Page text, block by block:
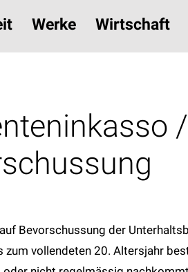
Werke Wirtschaft
Bevorschussung der
zum vollendeten 20. Altersjahr